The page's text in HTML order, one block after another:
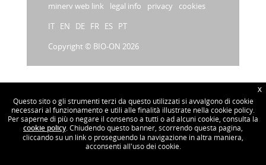
minerv web link legal info privacy
cookies
IT
EN DE FR ES
PT
Copyright © BIO-ON 2026
Bio-on• info@bio-on.it• @BioOnBioplastic•
P.I. 02740251208
•Per lavorare con noi: cv@bio-on.it
davidenanni.com web agency
Questo sito o gli strumenti terzi da questo utilizzati si avvalgono di cookie
necessari al funzionamento e utili alle finalità illustrate nella cookie policy.
Per saperne di più o negare il consenso a tutti o ad alcuni cookie, consulta la
cookie policy. Chiudendo questo banner, scorrendo questa pagina,
cliccando su un link o proseguendo la navigazione in altra maniera,
acconsenti all'uso dei cookie.
X